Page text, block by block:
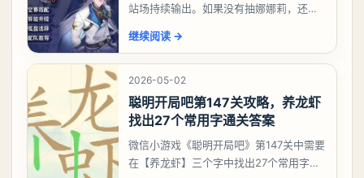
站场持续输出。如果没有抽娜娜莉，还没
有娜娜莉缺另外一个二队C想打深渊也可以
考虑养个白藏
继续阅读 →
2026-05-02
聪明开局吧第147关攻略，养龙虾
找出27个常用字通关答案
微信小游戏《聪明开局吧》第147关中需要
在【养龙虾】三个字中找出27个常用字，